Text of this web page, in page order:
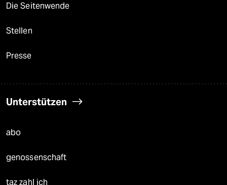
Die Seitenwende
Stellen
Presse
Unterstützen
abo
genossenschaft
taz zahl ich